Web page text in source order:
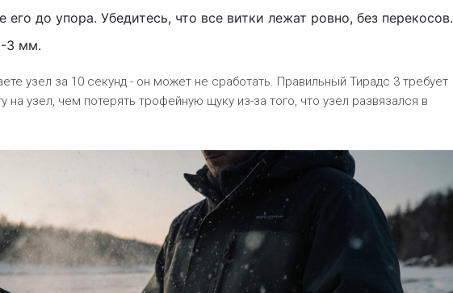
его до упора. Убедитесь, что все витки лежат ровно, без перекосов.
3 мм.
узел за 10 секунд - он может не сработать. Правильный Тирадс 3 требует
на узел, чем потерять трофейную щуку из-за того, что узел развязался в